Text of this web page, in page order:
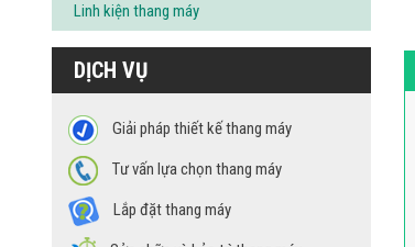
Linh kiện thang máy
DỊCH VỤ
Giải pháp thiết kế thang máy
Tư vấn lựa chọn thang máy
Lắp đặt thang máy